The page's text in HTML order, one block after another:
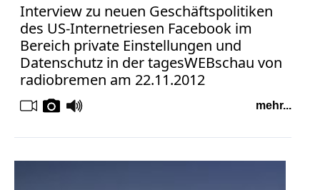
Interview zu neuen Geschäftspolitiken
des US-Internetriesen Facebook im
Bereich private Einstellungen und
Datenschutz in der tagesWEBschau von
radiobremen am 22.11.2012
mehr...